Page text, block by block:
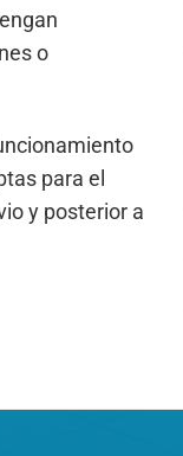
o
para el
y posterior a